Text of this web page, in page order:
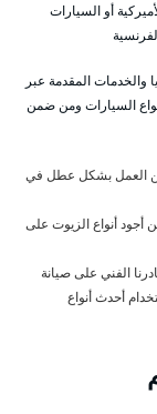
أو السيارات
والخدمات المقدمة عبر
السيارات ومن ضمن
عن العمل بشكل عطل في
أنواع الزيوت على
الفني على صيانة
أحدث أنواع